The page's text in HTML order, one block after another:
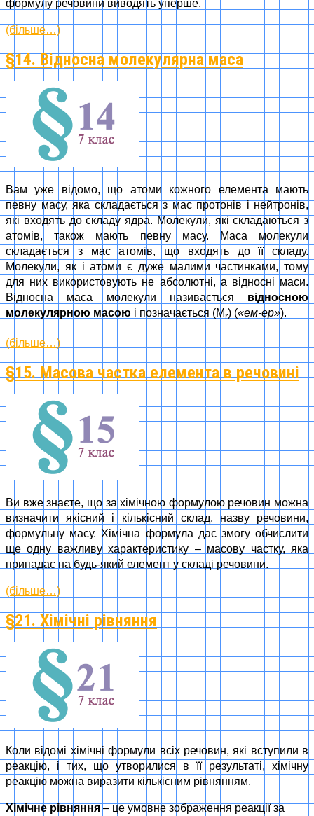
формулу речовини виводять уперше.
(більше…)
§14. Відносна молекулярна маса
Вам уже відомо, що атоми кожного елемента мають
певну масу, яка складається з мас протонів і нейтронів,
які входять до складу ядра. Молекули, які складаються з
атомів, також мають певну масу. Маса молекули
складається з мас атомів, що входять до її складу.
Молекули, як і атоми є дуже малими частинками, тому
для них використовують не абсолютні, а відносні маси.
Відносна маса молекули називається відносною
молекулярною масою і позначається (Mr) («ем-ер»).
(більше…)
§15. Масова частка елемента в речовині
Ви вже знаєте, що за хімічною формулою речовин можна
визначити якісний і кількісний склад, назву речовини,
формульну масу. Хімічна формула дає змогу обчислити
ще одну важливу характеристику – масову частку, яка
припадає на будь-який елемент у складі речовини.
(більше…)
§21. Хімічні рівняння
Коли відомі хімічні формули всіх речовин, які вступили в
реакцію, і тих, що утворилися в її результаті, хімічну
реакцію можна виразити кількісним рівнянням.
Хімічне рівняння– це умовне зображення реакції за